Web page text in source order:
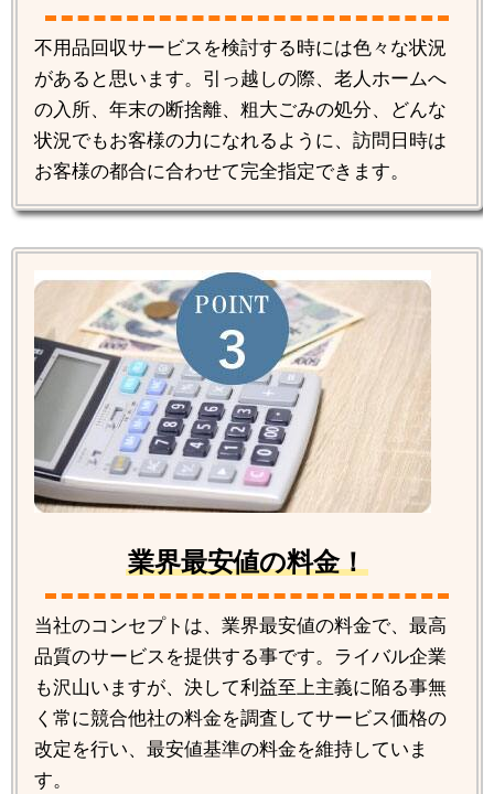
不用品回収サービスを検討する時には色々な状況
があると思います。引っ越しの際、老人ホームへ
の入所、年末の断捨離、粗大ごみの処分、どんな
状況でもお客様の力になれるように、訪問日時は
お客様の都合に合わせて完全指定できます。
業界最安値の料金！
当社のコンセプトは、業界最安値の料金で、最高
品質のサービスを提供する事です。ライバル企業
も沢山いますが、決して利益至上主義に陥る事無
く常に競合他社の料金を調査してサービス価格の
改定を行い、最安値基準の料金を維持していま
す。